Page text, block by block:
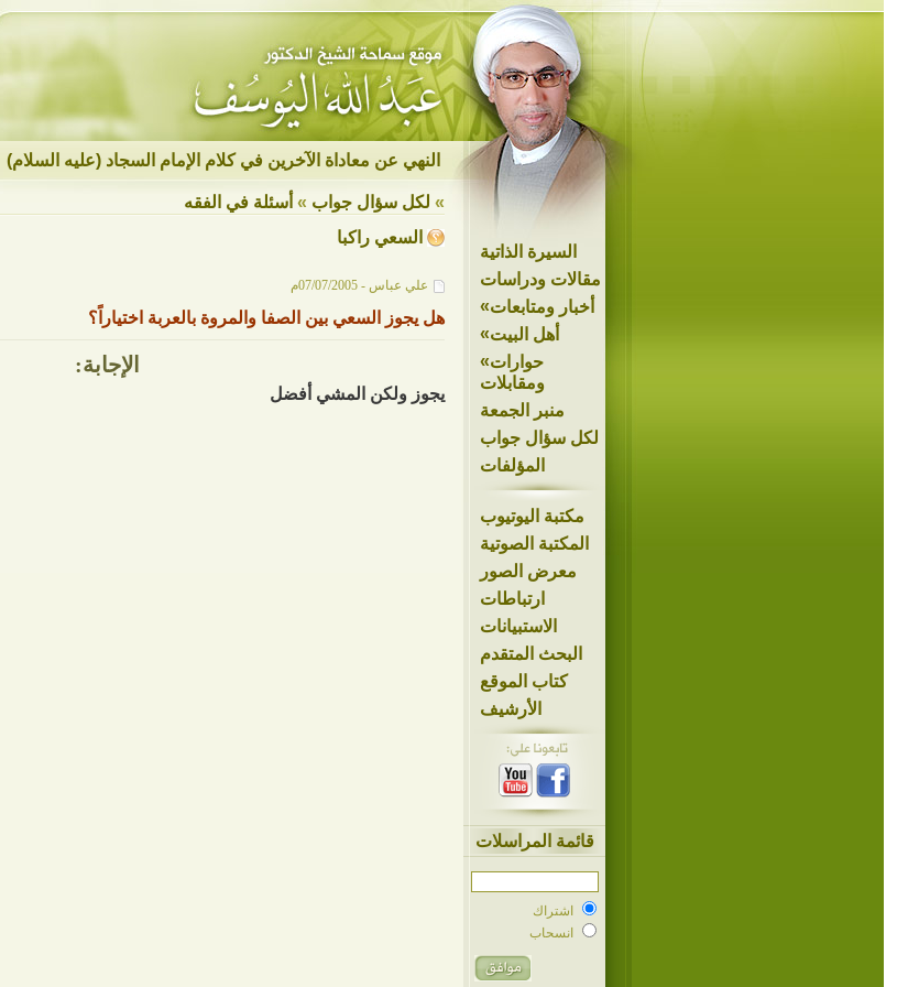
النهي عن معاداة الآخرين في كلام الإمام السجاد (عليه السلام)
السيرة الذاتية
مقالات ودراسات
»أخبار ومتابعات
»أهل البيت
»حوارات
ومقابلات
منبر الجمعة
لكل سؤال جواب
المؤلفات
مكتبة اليوتيوب
المكتبة الصوتية
معرض الصور
ارتباطات
الاستبيانات
البحث المتقدم
كتاب الموقع
الأرشيف
قائمة المراسلات
اشتراك
انسحاب
» لكل سؤال جواب » أسئلة في الفقه
السعي راكبا
علي عباس - 07/07/2005م
هل يجوز السعي بين الصفا والمروة بالعربة اختياراً؟
الإجابة:
يجوز ولكن المشي أفضل